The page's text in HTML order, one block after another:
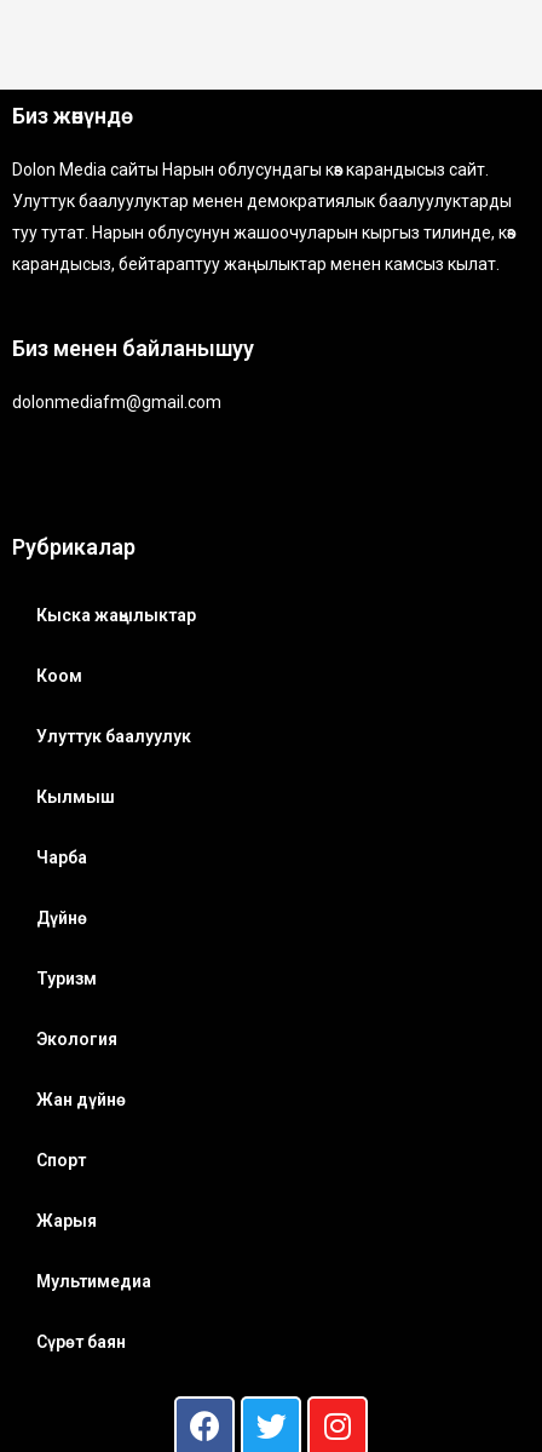
Биз жөнүндө
Dolon Media сайты Нарын облусундагы көз карандысыз сайт.
Улуттук баалуулуктар менен демократиялык баалуулуктарды
туу тутат. Нарын облусунун жашоочуларын кыргыз тилинде, көз
карандысыз, бейтараптуу жаңылыктар менен камсыз кылат.
Биз менен байланышуу
dolonmediafm@gmail.com
Рубрикалар
Кыска жаңылыктар
Коом
Улуттук баалуулук
Кылмыш
Чарба
Дүйнө
Туризм
Экология
Жан дүйнө
Спорт
Жарыя
Мультимедиа
Сүрөт баян